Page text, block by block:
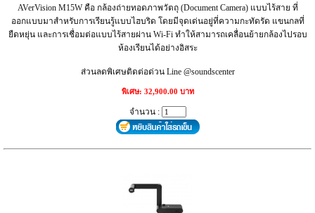
AVerVision M15W คือ กล้องถ่ายทอดภาพวัตถุ (Document Camera) แบบไร้สาย ที่
ออกแบบมาสำหรับการเรียนรู้แบบไฮบริด โดยมีจุดเด่นอยู่ที่ความกะทัดรัด แขนกลที่
ยืดหยุ่น และการเชื่อมต่อแบบไร้สายผ่าน Wi-Fi ทำให้สามารถเคลื่อนย้ายกล้องไปรอบ
ห้องเรียนได้อย่างอิสระ
ส่วนลดพิเศษติดต่อด่วน Line @soundscenter
พิเศษ: 32,900.00 บาท
จำนวน :